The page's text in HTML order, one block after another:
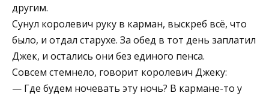
другим.
Сунул королевич руку в карман, выскреб всё, что
было, и отдал старухе. За обед в тот день заплатил
Джек, и остались они без единого пенса.
Совсем стемнело, говорит королевич Джеку:
— Где будем ночевать эту ночь? В кармане-то у